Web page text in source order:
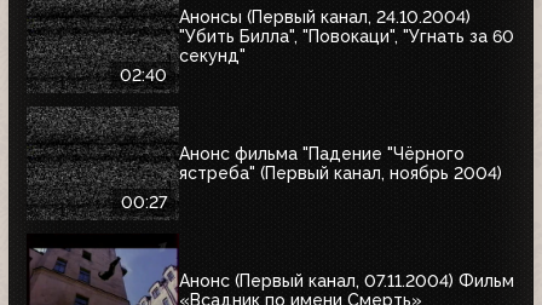
02:40
Анонсы (Первый канал, 24.10.2004)
"Убить Билла", "Повокаци", "Угнать за 60
секунд"
00:27
Анонс фильма "Падение "Чёрного
ястреба" (Первый канал, ноябрь 2004)
Анонс (Первый канал, 07.11.2004) Фильм
«Всадник по имени Смерть»